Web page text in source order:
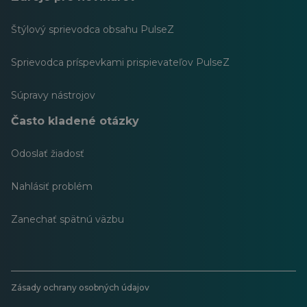
Štýlový sprievodca obsahu PulseZ
Sprievodca príspevkami prispievateľov PulseZ
Súpravy nástrojov
Často kladené otázky
Odoslať žiadosť
Nahlásiť problém
Zanechať spätnú väzbu
Zásady ochrany osobných údajov